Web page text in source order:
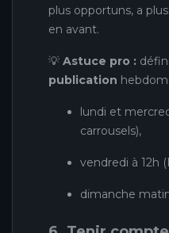
plus opportuns, a
en avant.
💡 Astuce pro :
publication
lundi et
carrousels),
vendredi à 12h
dimanche